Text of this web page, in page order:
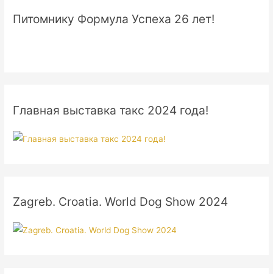
Питомнику Формула Успеха 26 лет!
Главная выставка такс 2024 года!
Zagreb. Croatia. World Dog Show 2024